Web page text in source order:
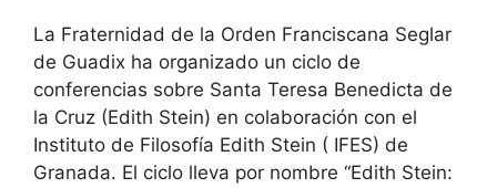
La Fraternidad de la Orden Franciscana Seglar
de Guadix ha organizado un ciclo de
conferencias sobre Santa Teresa Benedicta de
la Cruz (Edith Stein) en colaboración con el
Instituto de Filosofía Edith Stein ( IFES) de
Granada. El ciclo lleva por nombre “Edith Stein: